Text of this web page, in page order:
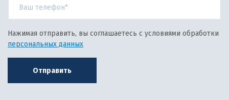
Нажимая отправить, вы соглашаетесь с условиями обработки
персональных данных
Отправить